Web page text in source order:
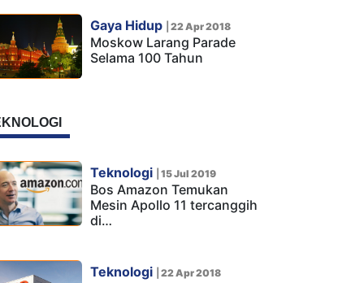
Gaya Hidup 22 Apr 2018
Moskow Larang Parade
Selama 100 Tahun
Teknologi 15 Jul 2019
Bos Amazon Temukan
Mesin Apollo 11 tercanggih
di…
Teknologi 22 Apr 2018